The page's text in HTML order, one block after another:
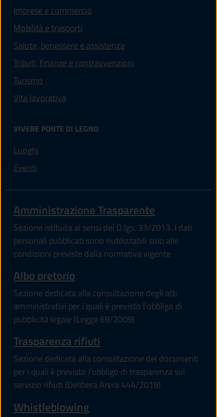
Imprese e commercio
Mobilità e trasporti
Salute, benessere e assistenza
Tributi, finanze e contravvenzioni
Turismo
Vita lavorativa
VIVERE PONTE DI LEGNO
Luoghi
Eventi
Amministrazione Trasparente
Sezione istituita ai sensi del D.lgs. 33/2013. I dati
personali pubblicati sono riutilizzabili solo alle
condizioni previste dalla normativa vigente
Albo pretorio
Sezione dedicata alla consultazione degli atti
amministrativi per i quali è previsto l'obbligo di
pubblicità legale (Legge 69/2009)
Trasparenza rifiuti
Sezione dedicata alla consultazione dei documenti
per i quali è previsto l'obbligo di trasparenza sul
servizio rifiuti (Delibera Arera 444/2019)
Whistleblowing